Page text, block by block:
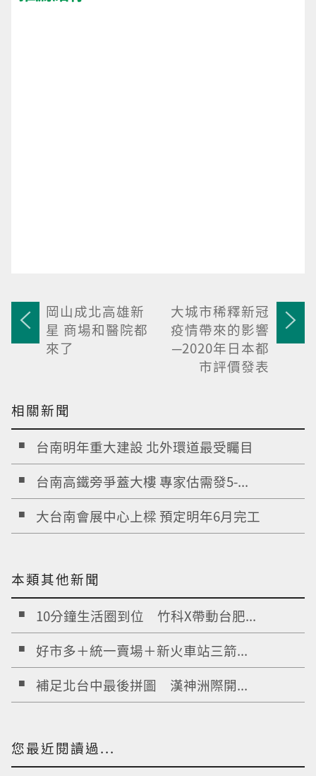
岡山成北高雄新
星 商場和醫院都
來了
大城市稀釋新冠
疫情帶來的影響
─2020年日本都
市評價發表
相關新聞
台南明年重大建設 北外環道最受矚目
台南高鐵旁爭蓋大樓 專家估需發5-...
大台南會展中心上樑 預定明年6月完工
本類其他新聞
10分鐘生活圈到位 竹科X帶動台肥...
好市多＋統一賣場＋新火車站三箭...
補足北台中最後拼圖 漢神洲際開...
您最近閱讀過...